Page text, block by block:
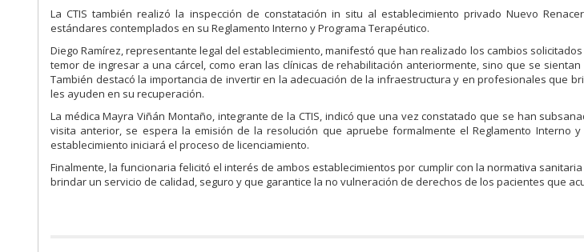
La CTIS también realizó la inspección de constatación in situ al establecimiento privado Nuevo
estándares contemplados en su Reglamento Interno y Programa Terapéutico.
Diego Ramírez, representante legal del establecimiento, manifestó que han realizado los cambios
temor de ingresar a una cárcel, como eran las clínicas de rehabilitación anteriormente, sino que se
También destacó la importancia de invertir en la adecuación de la infraestructura y en profesionales que
les ayuden en su recuperación.
La médica Mayra Viñán Montaño, integrante de la CTIS, indicó que una vez constatado que se han
visita anterior, se espera la emisión de la resolución que apruebe formalmente el Reglamento Interno
establecimiento iniciará el proceso de licenciamiento.
Finalmente, la funcionaria felicitó el interés de ambos establecimientos por cumplir con la normativa
brindar un servicio de calidad, seguro y que garantice la no vulneración de derechos de los pacientes que